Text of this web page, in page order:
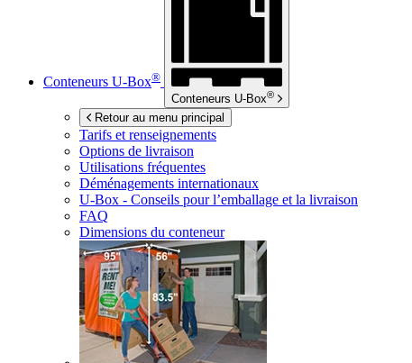
Conteneurs U-Box®
Conteneurs U-Box®
Retour au menu principal
Tarifs et renseignements
Options de livraison
Utilisations fréquentes
Déménagements internationaux
U-Box - Conseils pour l’emballage et la livraison
FAQ
Dimensions du conteneur